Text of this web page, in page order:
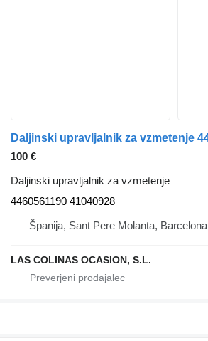
100 €
Daljinski upravljalnik za vzmetenje
4460561190 41040928
Španija, Sant Pere Molanta, Barcelona
LAS COLINAS OCASION, S.L.